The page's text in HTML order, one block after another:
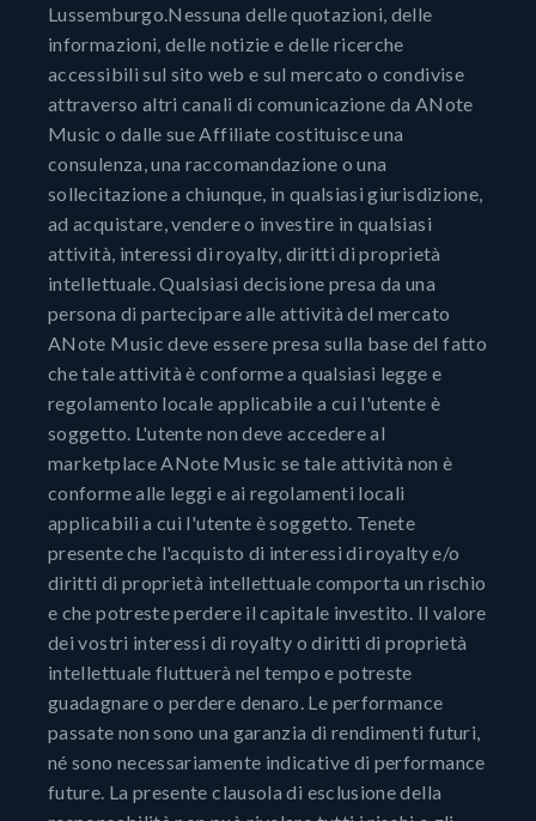
Lussemburgo.Nessuna delle quotazioni, delle
informazioni, delle notizie e delle ricerche
accessibili sul sito web e sul mercato o condivise
attraverso altri canali di comunicazione da ANote
Music o dalle sue Affiliate costituisce una
consulenza, una raccomandazione o una
sollecitazione a chiunque, in qualsiasi giurisdizione,
ad acquistare, vendere o investire in qualsiasi
attività, interessi di royalty, diritti di proprietà
intellettuale. Qualsiasi decisione presa da una
persona di partecipare alle attività del mercato
ANote Music deve essere presa sulla base del fatto
che tale attività è conforme a qualsiasi legge e
regolamento locale applicabile a cui l'utente è
soggetto. L'utente non deve accedere al
marketplace ANote Music se tale attività non è
conforme alle leggi e ai regolamenti locali
applicabili a cui l'utente è soggetto. Tenete
presente che l'acquisto di interessi di royalty e/o
diritti di proprietà intellettuale comporta un rischio
e che potreste perdere il capitale investito. Il valore
dei vostri interessi di royalty o diritti di proprietà
intellettuale fluttuerà nel tempo e potreste
guadagnare o perdere denaro. Le performance
passate non sono una garanzia di rendimenti futuri,
né sono necessariamente indicative di performance
future. La presente clausola di esclusione della